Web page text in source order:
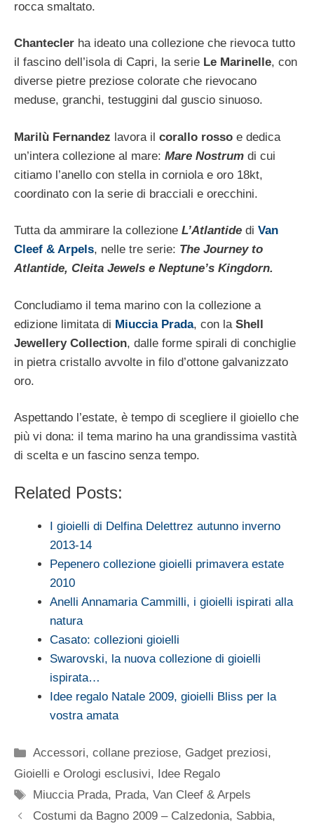
rocca smaltato.
Chantecler ha ideato una collezione che rievoca tutto
il fascino dell’isola di Capri, la serie Le Marinelle, con
diverse pietre preziose colorate che rievocano
meduse, granchi, testuggini dal guscio sinuoso.
Marilù Fernandez lavora il corallo rosso e dedica
un’intera collezione al mare: Mare Nostrum di cui
citiamo l’anello con stella in corniola e oro 18kt,
coordinato con la serie di bracciali e orecchini.
Tutta da ammirare la collezione L’Atlantide di Van
Cleef & Arpels, nelle tre serie: The Journey to
Atlantide, Cleita Jewels e Neptune’s Kingdorn.
Concludiamo il tema marino con la collezione a
edizione limitata di Miuccia Prada, con la Shell
Jewellery Collection, dalle forme spirali di conchiglie
in pietra cristallo avvolte in filo d’ottone galvanizzato
oro.
Aspettando l’estate, è tempo di scegliere il gioiello che
più vi dona: il tema marino ha una grandissima vastità
di scelta e un fascino senza tempo.
Related Posts:
I gioielli di Delfina Delettrez autunno inverno
2013-14
Pepenero collezione gioielli primavera estate
2010
Anelli Annamaria Cammilli, i gioielli ispirati alla
natura
Casato: collezioni gioielli
Swarovski, la nuova collezione di gioielli
ispirata…
Idee regalo Natale 2009, gioielli Bliss per la
vostra amata
Categorie
Accessori,collane preziose, Gadget preziosi,
Gioielli e Orologi esclusivi, Idee Regalo
Tag
Miuccia Prada, Prada,Van Cleef & Arpels
Costumi da Bagno 2009 – Calzedonia, Sabbia,